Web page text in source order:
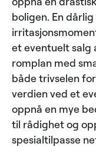
boligen. En
et eventuelt salg
romplan med
både trivselen
verdien ved et
oppnå en mye
til rådighet og
spesialtilpasse